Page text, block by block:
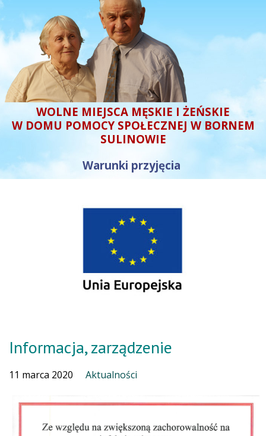
WOLNE MIEJSCA MĘSKIE I ŻEŃSKIE
W DOMU POMOCY SPOŁECZNEJ W BORNEM
SULINOWIE
Warunki przyjęcia
Informacja, zarządzenie
11 marca 2020 Aktualności